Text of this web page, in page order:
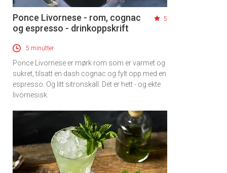
Ponce Livornese - rom, cognac
og espresso - drinkoppskrift
5
5 minutter
Ponce Livornese er mørk rom som er varmet og
sukret, tilsatt en dash cognac og fylt opp med en
espresso. Og litt sitronskall. Det er hett - og ekte
livornesisk.